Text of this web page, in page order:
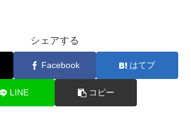
シェアする
Facebook はてブ
LINE コピー